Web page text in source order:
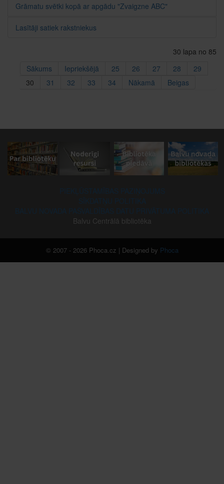
Grāmatu svētki kopā ar apgādu "Zvaigzne ABC"
Lasītāji satiek rakstniekus
30 lapa no 85
Sākums
Iepriekšējā 25 26 27 28
29
30
31 32 33 34 Nākamā Beigas
Balvu Centrālā bibliotēka
© 2007 - 2026 Phoca.cz | Designed by Phoca